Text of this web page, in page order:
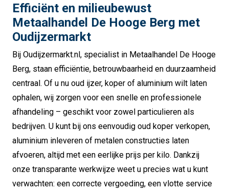
Efficiënt en milieubewust
Metaalhandel De Hooge Berg met
Oudijzermarkt
Bij Oudijzermarkt.nl, specialist in Metaalhandel De Hooge
Berg, staan efficiëntie, betrouwbaarheid en duurzaamheid
centraal. Of u nu oud ijzer, koper of aluminium wilt laten
ophalen, wij zorgen voor een snelle en professionele
afhandeling – geschikt voor zowel particulieren als
bedrijven. U kunt bij ons eenvoudig oud koper verkopen,
aluminium inleveren of metalen constructies laten
afvoeren, altijd met een eerlijke prijs per kilo. Dankzij
onze transparante werkwijze weet u precies wat u kunt
verwachten: een correcte vergoeding, een vlotte service